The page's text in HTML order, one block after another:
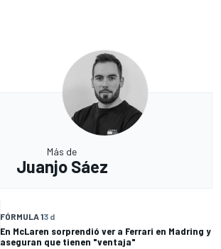
Más de
Juanjo Sáez
FÓRMULA 13 d
En McLaren sorprendió ver a Ferrari en Madring y
aseguran que tienen "ventaja"